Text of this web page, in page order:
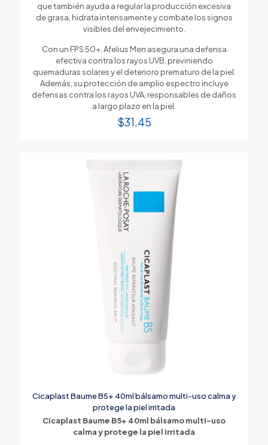
que también ayuda a regular la producción excesiva
de grasa, hidrata intensamente y combate los signos
visibles del envejecimiento.
Con un FPS 50+, Afelius Men asegura una defensa
efectiva contra los rayos UVB, previniendo
quemaduras solares y el deterioro prematuro de la piel.
Además, su protección de amplio espectro incluye
defensas contra los rayos UVA, responsables de daños
a largo plazo en la piel.
$31.45
Cicaplast Baume B5+ 40ml bálsamo multi-uso calma y
protege la piel irritada
Cicaplast Baume B5+ 40ml bálsamo multi-uso
calma y protege la piel irritada